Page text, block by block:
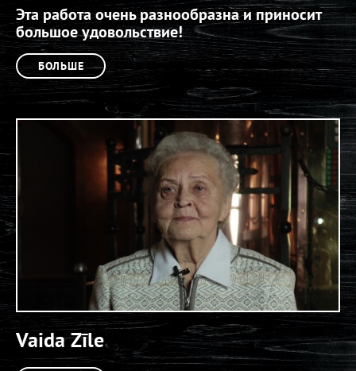
Эта работа очень разнообразна и приносит
большое удовольствие!
БОЛЬШЕ
Vaida Zīle